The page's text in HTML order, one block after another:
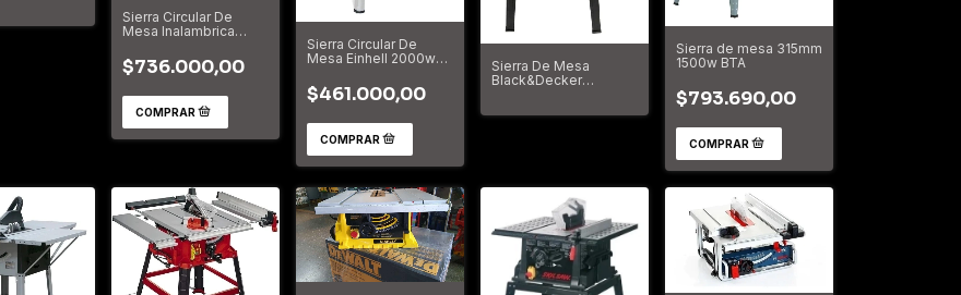
Sierra Circular De
Mesa Inalambrica
$736.000,00
Sierra Circular De
Mesa Einhell 2000w
$461.000,00
Sierra De Mesa
Black&Decker
Sierra de mesa 315mm
1500w BTA
$793.690,00